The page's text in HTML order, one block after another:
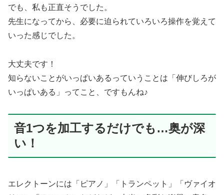
でも、私も正直そうでした。
先生になってから、必要に迫られていろいろ操作を覚えて
いった感じでした。
大丈夫です！
知らないことがいっぱいあるっていうことは「伸びしろが
いっぱいある」ってこと、ですもんね♪
音1つを加工するだけでも…奥が深
い！
エレクトーンには「ピアノ」「トランペット」「ヴァイオ